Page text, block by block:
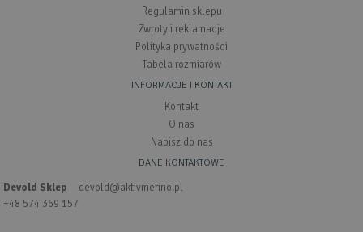
Regulamin sklepu
Zwroty i reklamacje
Polityka prywatności
Tabela rozmiarów
INFORMACJE I KONTAKT
Kontakt
O nas
Napisz do nas
DANE KONTAKTOWE
Devold Sklep
+48 574 369 157
devold@aktivmerino.pl